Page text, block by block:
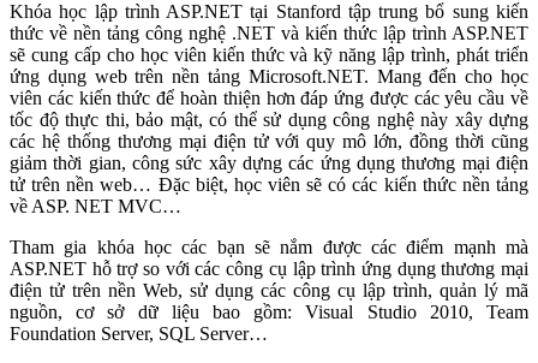
Khóa học lập trình ASP.NET tại Stanford tập trung bổ sung kiến
thức về nền tảng công nghệ .NET và kiến thức lập trình ASP.NET
sẽ cung cấp cho học viên kiến thức và kỹ năng lập trình, phát triển
ứng dụng web trên nền tảng Microsoft.NET. Mang đến cho học
viên các kiến thức để hoàn thiện hơn đáp ứng được các yêu cầu về
tốc độ thực thi, bảo mật, có thể sử dụng công nghệ này xây dựng
các hệ thống thương mại điện tử với quy mô lớn, đồng thời cũng
giảm thời gian, công sức xây dựng các ứng dụng thương mại điện
tử trên nền web… Đặc biệt, học viên sẽ có các kiến thức nền tảng
về ASP. NET MVC…
Tham gia khóa học các bạn sẽ nắm được các điểm mạnh mà
ASP.NET hỗ trợ so với các công cụ lập trình ứng dụng thương mại
điện tử trên nền Web, sử dụng các công cụ lập trình, quản lý mã
nguồn, cơ sở dữ liệu bao gồm: Visual Studio 2010, Team
Foundation Server, SQL Server…